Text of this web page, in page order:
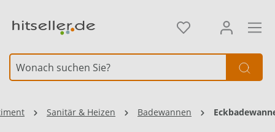
Sanitär & Heizen Badewannen
Element überspringen